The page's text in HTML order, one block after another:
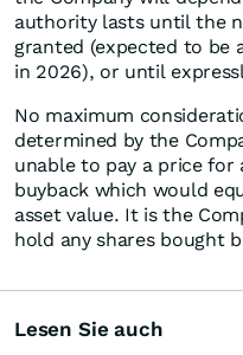
authority lasts until the
granted (expected to be
in 2026), or until
No maximum
determined by the
unable to pay a price
buyback which would
asset value. It is the
hold any shares bought
Lesen Sie auch